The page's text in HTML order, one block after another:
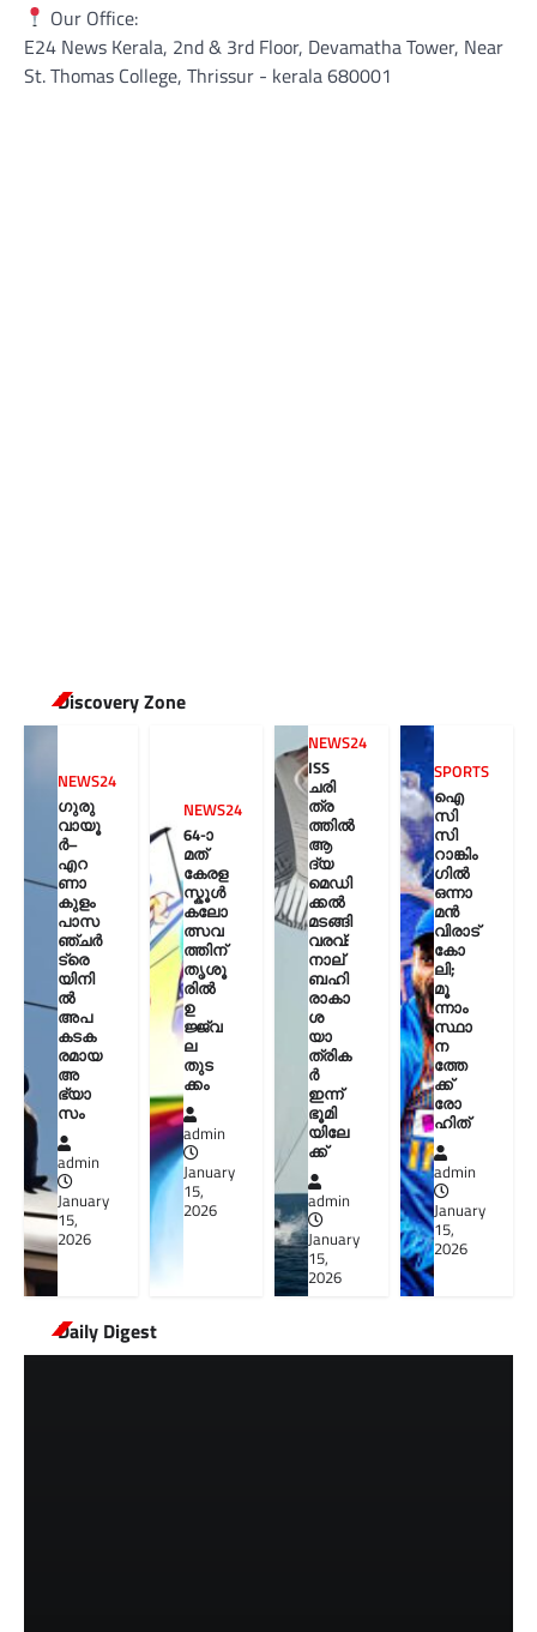
Our Office:
E24 News Kerala, 2nd & 3rd Floor, Devamatha Tower, Near
St. Thomas College, Thrissur​ - kerala 680001
Discovery Zone
NEWS24
ഗുരു
വായൂ
ർ–
എറ
ണാ
കുളം
പാസ
ഞ്ചർ
ട്രെ
യിനി
ൽ
അപ
കടക
രമായ
അ
ഭ്യാ
സം
admin
January
15,
2026
NEWS24
64-ാ
മത്
കേരള
സ്കൂൾ
കലോ
ത്സവ
ത്തിന്
തൃശൂ
രിൽ
ഉ
ജ്ജ്വ
ല
തുട
ക്കം
admin
January
15,
2026
NEWS24
ISS
ചരി
ത്ര
ത്തിൽ
ആ
ദ്യ
മെഡി
ക്കൽ
മടങ്ങി
വരവ്:
നാല്
ബഹി
രാകാ
ശ
യാ
ത്രിക
ർ
ഇന്ന്
ഭൂമി
യിലേ
ക്ക്
admin
January
15,
2026
SPORTS
ഐ
സി
സി
റാങ്കിം
ഗിൽ
ഒന്നാ
മൻ
വിരാട്
കോ
ലി;
മൂ
ന്നാം
സ്ഥാ
ന
ത്തേ
ക്ക്
രോ
ഹിത്
admin
January
15,
2026
Daily Digest